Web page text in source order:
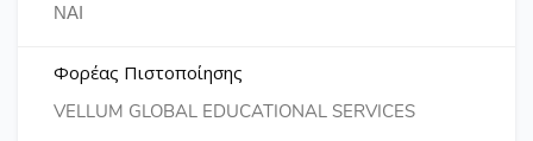
ΝΑΙ
Φορέας Πιστοποίησης
VELLUM GLOBAL EDUCATIONAL SERVICES